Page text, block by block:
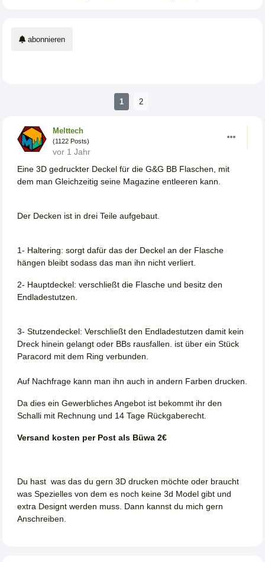
abonnieren
1 2
Melttech
(1122 Posts)
vor 1 Jahr
Eine 3D gedruckter Deckel für die G&G BB Flaschen, mit
dem man Gleichzeitig seine Magazine entleeren kann.
Der Decken ist in drei Teile aufgebaut.
1- Haltering: sorgt dafür das der Deckel an der Flasche
hängen bleibt sodass das man ihn nicht verliert.
2- Hauptdeckel: verschließt die Flasche und besitz den
Endladestutzen.
3- Stutzendeckel: Verschließt den Endladestutzen damit kein
Dreck hinein gelangt oder BBs rausfallen. ist über ein Stück
Paracord mit dem Ring verbunden.
Auf Nachfrage kann man ihn auch in andern Farben drucken.
Da dies ein Gewerbliches Angebot ist bekommt ihr den
Schalli mit Rechnung und 14 Tage Rückgaberecht.
Versand kosten per Post als Büwa 2€
Du hast was das du gern 3D drucken möchte oder braucht
was Spezielles von dem es noch keine 3d Model gibt und
extra Designt werden muss. Dann kannst du mich gern
Anschreiben.